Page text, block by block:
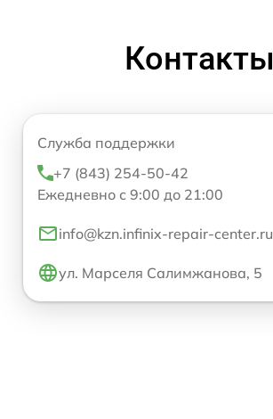
Контакты
Служба поддержки
+7 (843) 254-50-42
Ежедневно с 9:00 до 21:00
info@kzn.infinix-repair-center.ru
ул. Марселя Салимжанова, 5